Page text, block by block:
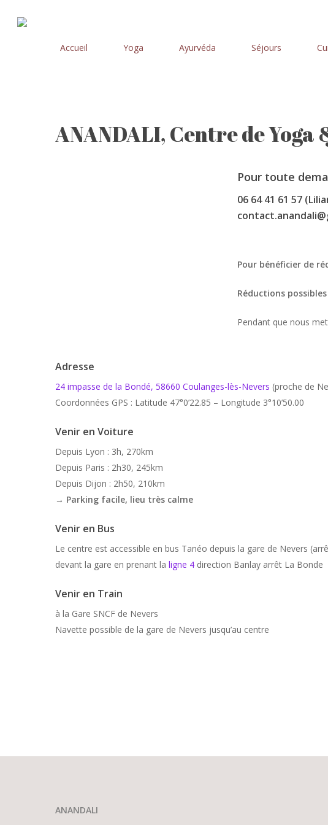
Accueil Yoga Ayurvéda Séjours
ANANDALI, Centre de
Pour toute
06 64 41 61 57
Pour bénéficier de
Réductions
Pendant que nous
Adresse
24 impasse de la Bondé, 58660 Coulanges-lès-Nevers (proche de
Coordonnées GPS : Latitude 47°0’22.85 – Longitude 3°10’50.00
Venir en Voiture
Depuis Lyon : 3h, 270km
Depuis Paris : 2h30, 245km
Depuis Dijon : 2h50, 210km
→ Parking facile, lieu très calme
Venir en Bus
Le centre est accessible en bus Tanéo depuis la gare de Nevers
devant la gare en prenant laligne 4 direction Banlay arrêt La Bonde
Venir en Train
à la Gare SNCF de Nevers
Navette possible de la gare de Nevers jusqu’au centre
ANANDALI